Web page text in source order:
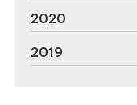
2020
2019